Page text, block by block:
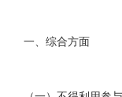
一、综合方面